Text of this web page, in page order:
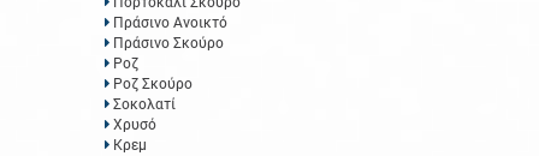
Πράσινο Ανοικτό
Πράσινο Σκούρο
Ροζ
Ροζ Σκούρο
Σοκολατί
Χρυσό
Κρεμ